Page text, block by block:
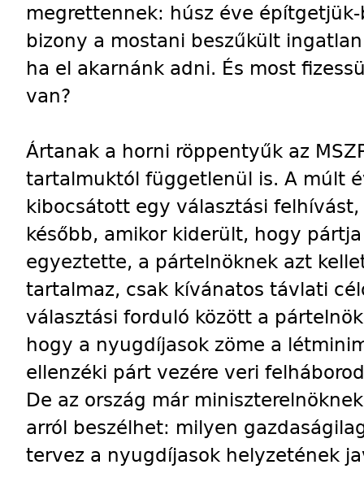
megrettennek: húsz éve
bizony a mostani beszűkült
ha el akarnánk adni. És most
van?
Ártanak a horni röppentyűk az
tartalmuktól függetlenül is. A múlt
kibocsátott egy választási
később, amikor kiderült, hogy
egyeztette, a pártelnöknek azt
tartalmaz, csak kívánatos távlati
választási forduló között a
hogy a nyugdíjasok zöme a
ellenzéki párt vezére veri
De az ország már
arról beszélhet: milyen
tervez a nyugdíjasok helyzetének